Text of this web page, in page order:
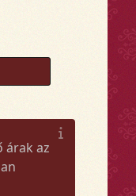
árak az